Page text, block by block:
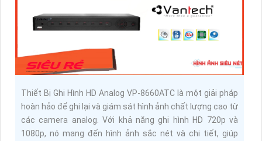
Thiết Bị Ghi Hình HD Analog VP-8660ATC là một giải pháp
hoàn hảo để ghi lại và giám sát hình ảnh chất lượng cao từ
các camera analog. Với khả năng ghi hình HD 720p và
1080p, nó mang đến hình ảnh sắc nét và chi tiết, giúp